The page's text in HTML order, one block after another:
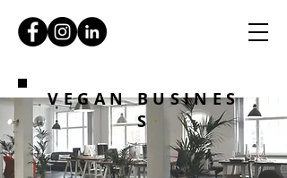
VEGAN BUSINES
S